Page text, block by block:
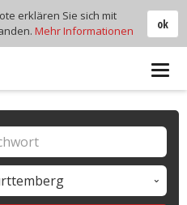
ok
erklären Sie sich mit
Mehr Informationen